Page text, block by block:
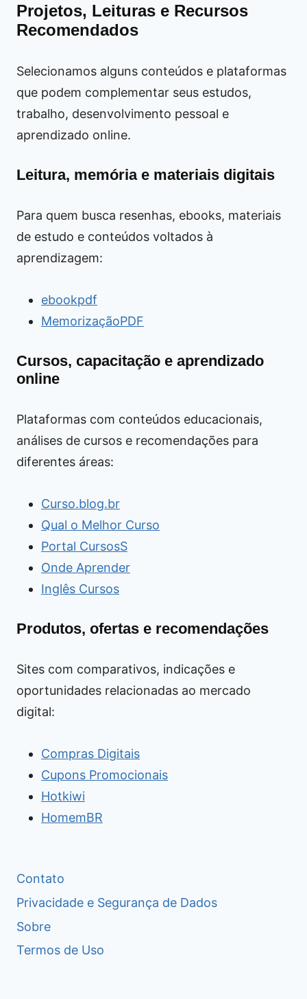
Projetos, Leituras e Recursos
Recomendados
Selecionamos alguns conteúdos e plataformas
que podem complementar seus estudos,
trabalho, desenvolvimento pessoal e
aprendizado online.
Leitura, memória e materiais digitais
Para quem busca resenhas, ebooks, materiais
de estudo e conteúdos voltados à
aprendizagem:
ebookpdf
MemorizaçãoPDF
Cursos, capacitação e aprendizado
online
Plataformas com conteúdos educacionais,
análises de cursos e recomendações para
diferentes áreas:
Curso.blog.br
Qual o Melhor Curso
Portal CursosS
Onde Aprender
Inglês Cursos
Produtos, ofertas e recomendações
Sites com comparativos, indicações e
oportunidades relacionadas ao mercado
digital:
Compras Digitais
Cupons Promocionais
Hotkiwi
HomemBR
Contato
Privacidade e Segurança de Dados
Sobre
Termos de Uso